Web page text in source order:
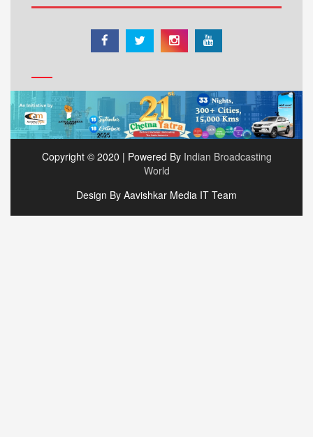
Copyright © 2020 | Powered By Indian Broadcasting
World
Design By Aavishkar Media IT Team